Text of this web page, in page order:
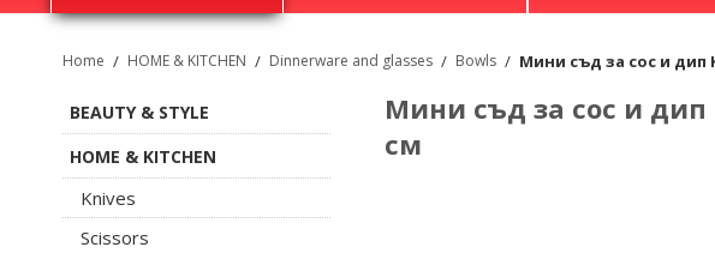
Home / HOME & KITCHEN / Dinnerware and glasses / Bowls / Мини съд за сос и дип
Мини съд за сос и дип
см
BEAUTY & STYLE
HOME & KITCHEN
Knives
Scissors